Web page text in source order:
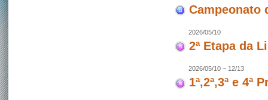
Campeonato
2026/05/10
2ª Etapa da
2026/05/10 ~ 12/13
1ª,2ª,3ª e 4ª